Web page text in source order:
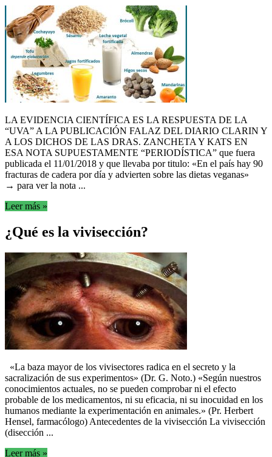
LA EVIDENCIA CIENTÍFICA ES LA RESPUESTA DE LA
“UVA” A LA PUBLICACIÓN FALAZ DEL DIARIO CLARIN Y
A LOS DICHOS DE LAS DRAS. ZANCHETA Y KATS EN
ESA NOTA SUPUESTAMENTE “PERIODÍSTICA” que fuera
publicada el 11/01/2018 y que llevaba por titulo: «En el país hay 90
fracturas de cadera por día y advierten sobre las dietas veganas»
→ para ver la nota ...
Leer más »
¿Qué es la vivisección?
«La baza mayor de los vivisectores radica en el secreto y la
sacralización de sus experimentos» (Dr. G. Noto.) «Según nuestros
conocimientos actuales, no se pueden comprobar ni el efecto
probable de los medicamentos, ni su eficacia, ni su inocuidad en los
humanos mediante la experimentación en animales.» (Pr. Herbert
Hensel, farmacólogo) Antecedentes de la vivisección La vivisección
(disección ...
Leer más »